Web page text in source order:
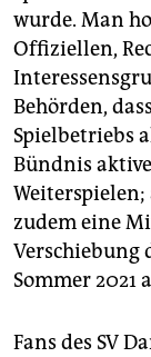
wurde. Man
Offiziellen,
Behörden,
Spielbetriebs
Bündnis
zudem eine
Verschiebung
Sommer 2021
Fans des SV